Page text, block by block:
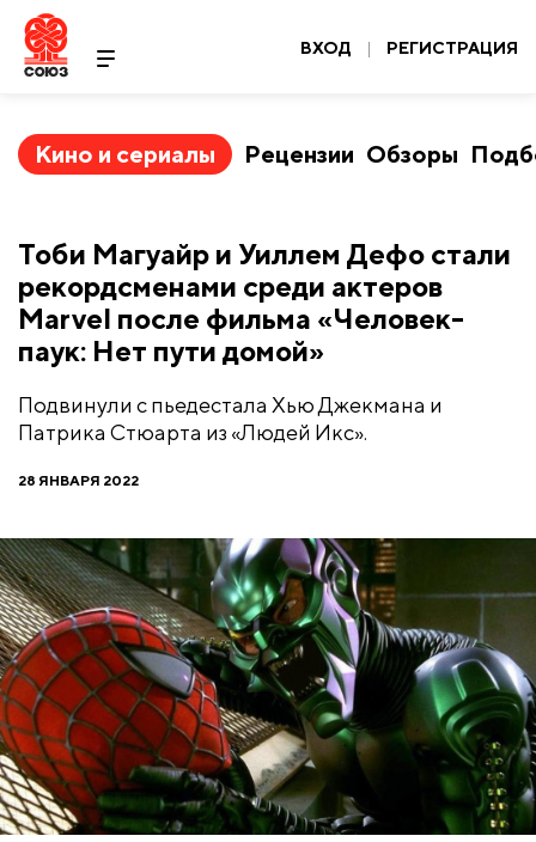
ВХОД | РЕГИСТРАЦИЯ
Кино и сериалы Рецензии Обзоры
Тоби Магуайр и Уиллем Дефо стали
рекордсменами среди актеров
Marvel после фильма «Человек-
паук: Нет пути домой»
Подвинули с пьедестала Хью Джекмана и
Патрика Стюарта из «Людей Икс».
28 ЯНВАРЯ 2022